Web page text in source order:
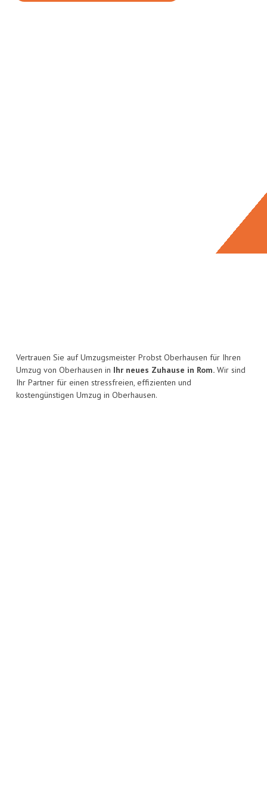
Vertrauen Sie auf Umzugsmeister Probst Oberhausen für Ihren
Umzug von Oberhausen in Ihr neues Zuhause in Rom. Wir sind
Ihr Partner für einen stressfreien, effizienten und
kostengünstigen Umzug in Oberhausen.